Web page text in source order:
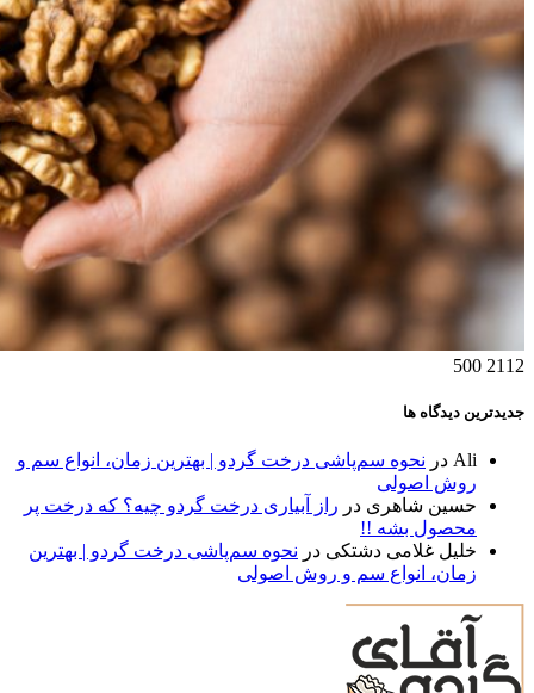
2112
500
جدیدترین دیدگاه ها
Ali در نحوه سم‌پاشی درخت گردو | بهترین زمان، انواع سم و
روش اصولی
حسین شاهری در راز آبیاری درخت گردو چیه؟ که درخت پر
محصول بشه !!
خلیل غلامی دشتکی در نحوه سم‌پاشی درخت گردو | بهترین
زمان، انواع سم و روش اصولی